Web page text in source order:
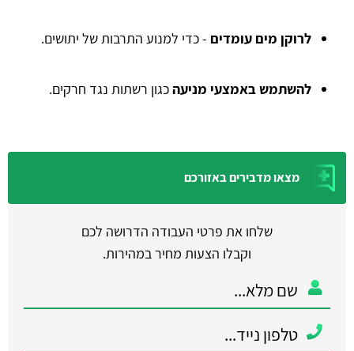
לרוקן מים עומדים - כדי למנוע התרבות של יתושים.
להשתמש באמצעי מניעהכגון רשתות נגד חרקים.
מצאו מדבירים באזורכם
שלחו את פרטי העבודה הדרושה לכם
וקבלו הצעות מחיר במהירות.